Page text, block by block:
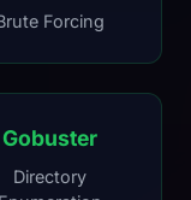
Forcing
Gobuster
Directory